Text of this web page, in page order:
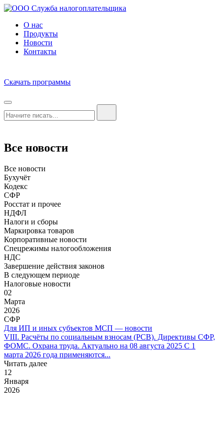
О нас
Продукты
Новости
Контакты
Скачать программы
Все новости
Все новости
Бухучёт
Кодекс
СФР
Росстат и прочее
НДФЛ
Налоги и сборы
Маркировка товаров
Корпоративные новости
Спецрежимы налогообложения
НДС
Завершение действия законов
В следующем периоде
Налоговые новости
02
Марта
2026
СФР
Для ИП и иных субъектов МСП — новости
VIII. Расчёты по социальным взносам (РСВ). Директивы СФР,
ФОМС. Охрана труда. Актуально на 08 августа 2025 С 1
марта 2026 года применяются...
Читать далее
12
Января
2026